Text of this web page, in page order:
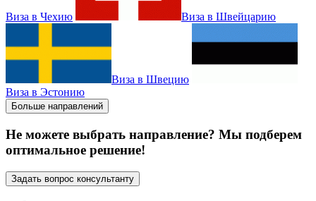
Виза в Чехию Виза в Швейцарию
Виза в Швецию
Виза в Эстонию
Больше направлений
Не можете выбрать направление? Мы подберем
оптимальное решение!
Задать вопрос консультанту